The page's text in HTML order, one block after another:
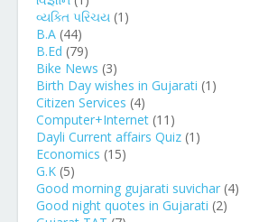
વ્યક્તિ પરિચય (1)
B.A (44)
B.Ed (79)
Bike News (3)
Birth Day wishes in Gujarati (1)
Citizen Services (4)
Computer+Internet (11)
Dayli Current affairs Quiz (1)
Economics (15)
G.K (5)
Good morning gujarati suvichar (4)
Good night quotes in Gujarati (2)